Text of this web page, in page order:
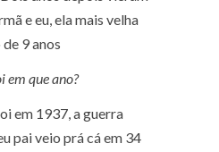
e eu, ela mais velha
9 anos
em que ano?
em 1937, a guerra
pai veio prá cá em 34